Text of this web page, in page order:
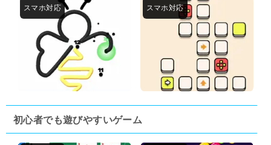
初心者でも遊びやすいゲーム